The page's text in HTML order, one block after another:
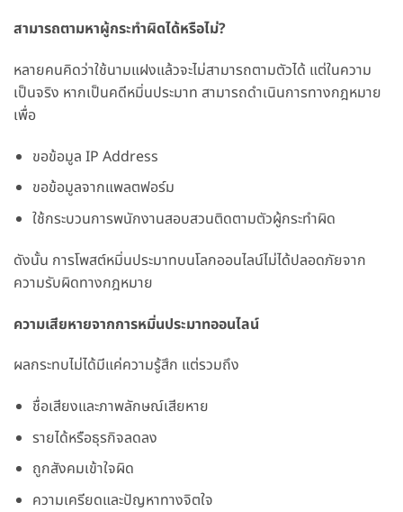
สามารถตามหาผู้กระทำผิดได้หรือไม่?
หลายคนคิดว่าใช้นามแฝงแล้วจะไม่สามารถตามตัวได้ แต่ในความ
เป็นจริง หากเป็นคดีหมิ่นประมาท สามารถดำเนินการทางกฎหมาย
เพื่อ
ขอข้อมูล IP Address
ขอข้อมูลจากแพลตฟอร์ม
ใช้กระบวนการพนักงานสอบสวนติดตามตัวผู้กระทำผิด
ดังนั้น การโพสต์หมิ่นประมาทบนโลกออนไลน์ไม่ได้ปลอดภัยจาก
ความรับผิดทางกฎหมาย
ความเสียหายจากการหมิ่นประมาทออนไลน์
ผลกระทบไม่ได้มีแค่ความรู้สึก แต่รวมถึง
ชื่อเสียงและภาพลักษณ์เสียหาย
รายได้หรือธุรกิจลดลง
ถูกสังคมเข้าใจผิด
ความเครียดและปัญหาทางจิตใจ